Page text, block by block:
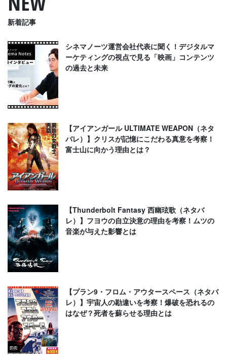
新着記事
シネマノーツ運営会社代表に聞く！デジタルマ
ーケティングの視点で見る「映画」コンテンツ
の過去と未来
【アイアンガール ULTIMATE WEAPON（ネタ
バレ）】クリスが記憶にこだわる真意を考察！
富士山に向かう理由とは？
【Thunderbolt Fantasy 西幽玹歌（ネタバ
レ）】フヨウの自立決意の理由を考察！ムツの
音楽が与えた影響とは
【プラン9・フロム・アウタースペース（ネタバ
レ）】宇宙人の勘違いを考察！爆破を恐れるの
はなぜ？死者を蘇らせる理由とは